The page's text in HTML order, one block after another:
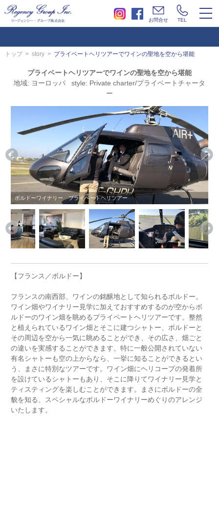
お問合せ TEL
トップ story プライベートヘリツアーでワインの聖地を空から堪能
プライベートヘリツアーでワインの聖地を空から堪能
地域: ヨーロッパ style: Private charter/プライベートチャータ
ー
ボルドーワイナリー プライベートヘリツアー
【フランス／ボルドー】
フランスの南西部、ワインの銘醸地として知られるボルドー。
ワイン畑やワイナリー見学に加えておすすめするのが空からボ
ルドーのワイン畑を眺めるプライベートヘリツアーです。整然
と植えられているワイン畑とそこに建つシャトー、ボルドーと
その周辺を空から一気に眺めることができ、その広さ、畑ごと
の違いを実感することができます。特に一般公開されていない
有名シャトーも空の上からなら、一挙に知ることができるとい
う、まさに特別なツアーです。ワイン畑にヘリコープの発着所
を設けているシャトーもあり、そこに降りてワイナリー見学と
ティスティングを楽しむことができます。まさにボルドーの全
貌を知る、スペシャルなボルドーワイナリーめぐりのアレンジ
いたします。